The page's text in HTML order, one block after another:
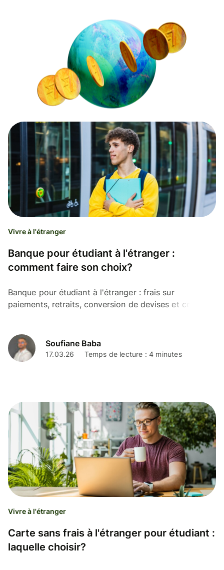
Vivre à l'étranger
Banque pour étudiant à l'étranger :
comment faire son choix?
Banque pour étudiant à l'étranger : frais sur
paiements, retraits, conversion de devises et conseils
Soufiane Baba
17.03.26 Temps de lecture : 4 minutes
Vivre à l'étranger
Carte sans frais à l'étranger pour étudiant :
laquelle choisir?